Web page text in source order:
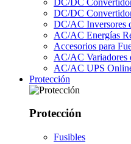
DC/DC
DC/AC Inversores
AC/AC Energías
Accesorios para
AC/AC Variadores
AC/AC UPS
Protección
Protección
Fusibles